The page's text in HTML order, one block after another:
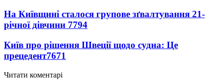
На Київщині сталося групове зґвалтування 21-
річної дівчини 7794
Київ про рішення Швеції щодо судна: Це
прецедент7671
Читати коментарі